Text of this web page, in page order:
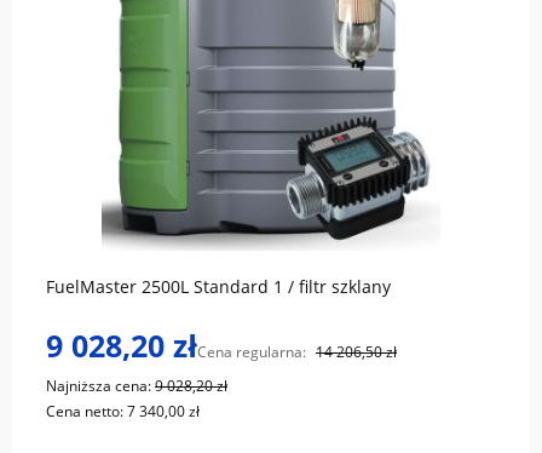
FuelMaster 2500L Standard 1 / filtr szklany
9 028,20 złCena regularna: 14 206,50 zł
Najniższa cena:9 028,20 zł
Cena netto:7 340,00 zł
do koszyka